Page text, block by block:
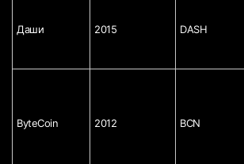
Даши 2015 DASH
ByteCoin 2012 BCN